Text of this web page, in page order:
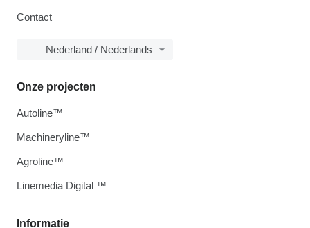
Contact
Nederland / Nederlands
Informatie
Onze projecten
Autoline™
Machineryline™
Agroline™
Linemedia Digital ™